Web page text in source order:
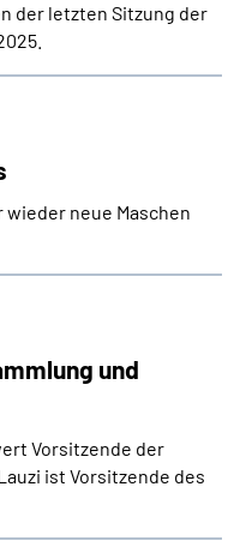
der letzten Sitzung der
neue Maschen
und
Vorsitzende der
ist Vorsitzende des